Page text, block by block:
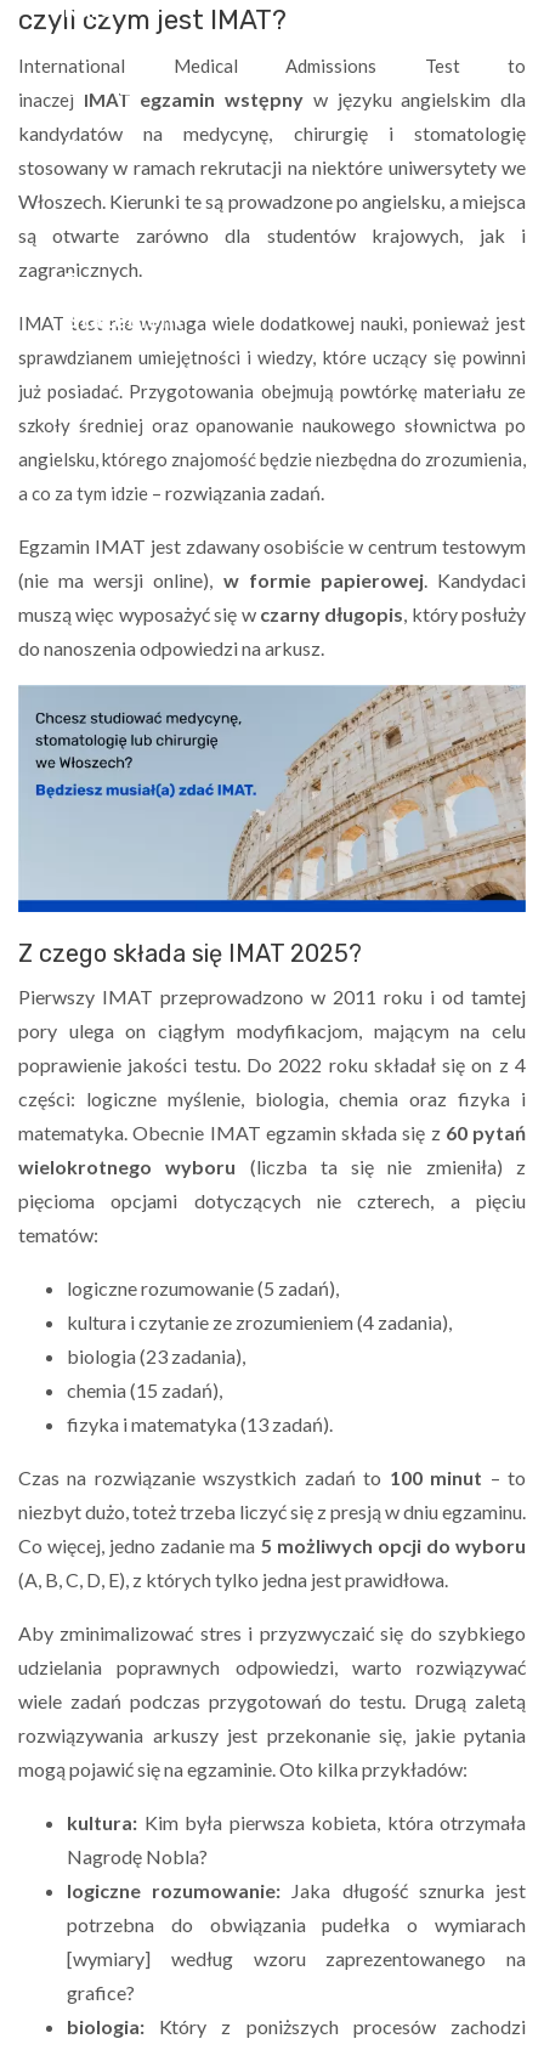
czyli czym jest IMAT?
International Medical Admissions Test to
inaczej IMAT egzamin wstępny w języku angielskim dla
kandydatów na medycynę, chirurgię i stomatologię
stosowany w ramach rekrutacji na niektóre uniwersytety we
Włoszech. Kierunki te są prowadzone po angielsku, a miejsca
są otwarte zarówno dla studentów krajowych, jak i
zagranicznych.
IMAT test nie wymaga wiele dodatkowej nauki, ponieważ jest
sprawdzianem umiejętności i wiedzy, które uczący się powinni
już posiadać. Przygotowania obejmują powtórkę materiału ze
szkoły średniej oraz opanowanie naukowego słownictwa po
angielsku, którego znajomość będzie niezbędna do zrozumienia,
a co za tym idzie – rozwiązania zadań.
Egzamin IMAT jest zdawany osobiście w centrum testowym
(nie ma wersji online), w formie papierowej. Kandydaci
muszą więc wyposażyć się w czarny długopis , który posłuży
do nanoszenia odpowiedzi na arkusz.
Z czego składa się IMAT 2025?
Pierwszy IMAT przeprowadzono w 2011 roku i od tamtej
pory ulega on ciągłym modyfikacjom, mającym na celu
poprawienie jakości testu. Do 2022 roku składał się on z 4
części: logiczne myślenie, biologia, chemia oraz fizyka i
matematyka. Obecnie IMAT egzamin składa się z 60 pytań
wielokrotnego wyboru (liczba ta się nie zmieniła) z
pięcioma opcjami dotyczących nie czterech, a pięciu
tematów:
logiczne rozumowanie (5 zadań),
kultura i czytanie ze zrozumieniem (4 zadania),
biologia (23 zadania),
chemia (15 zadań),
fizyka i matematyka (13 zadań).
Czas na rozwiązanie wszystkich zadań to 100 minut – to
niezbyt dużo, toteż trzeba liczyć się z presją w dniu egzaminu.
Co więcej, jedno zadanie ma 5 możliwych opcji do wyboru
(A, B, C, D, E), z których tylko jedna jest prawidłowa.
Aby zminimalizować stres i przyzwyczaić się do szybkiego
udzielania poprawnych odpowiedzi, warto rozwiązywać
wiele zadań podczas przygotowań do testu. Drugą zaletą
rozwiązywania arkuszy jest przekonanie się, jakie pytania
mogą pojawić się na egzaminie. Oto kilka przykładów:
kultura: Kim była pierwsza kobieta, która otrzymała
Nagrodę Nobla?
logiczne rozumowanie: Jaka długość sznurka jest
potrzebna do obwiązania pudełka o wymiarach
[wymiary] według wzoru zaprezentowanego na
grafice?
biologia: Który z poniższych procesów zachodzi